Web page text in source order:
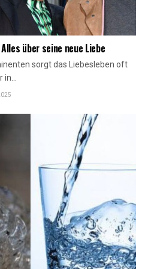
über seine neue Liebe
sorgt das Liebesleben oft